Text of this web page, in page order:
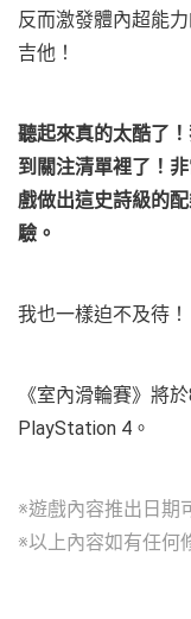
反而激發體內超能
吉他！
聽起來真的太酷了
到關注清單裡了！
戲做出這史詩級的
驗。
我也一樣迫不及待！
《室內滑輪賽》將
PlayStation 4。
※遊戲內容推出日期
※以上內容如有任何